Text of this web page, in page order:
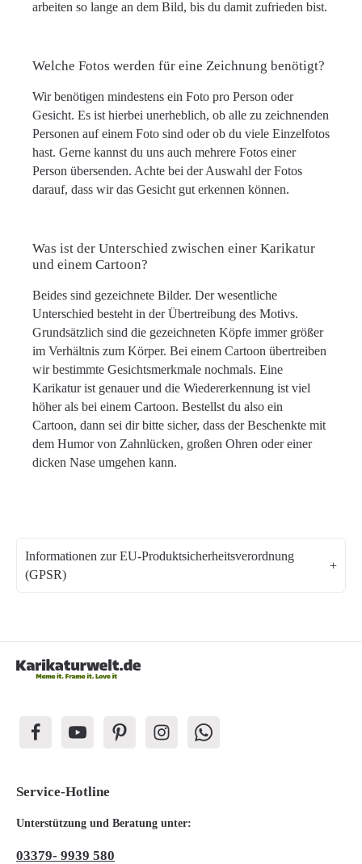
arbeiten so lange an dem Bild, bis du damit zufrieden bist.
Welche Fotos werden für eine Zeichnung benötigt?
Wir benötigen mindestens ein Foto pro Person oder
Gesicht. Es ist hierbei unerheblich, ob alle zu zeichnenden
Personen auf einem Foto sind oder ob du viele Einzelfotos
hast. Gerne kannst du uns auch mehrere Fotos einer
Person übersenden. Achte bei der Auswahl der Fotos
darauf, dass wir das Gesicht gut erkennen können.
Was ist der Unterschied zwischen einer Karikatur
und einem Cartoon?
Beides sind gezeichnete Bilder. Der wesentliche
Unterschied besteht in der Übertreibung des Motivs.
Grundsätzlich sind die gezeichneten Köpfe immer größer
im Verhältnis zum Körper. Bei einem Cartoon übertreiben
wir bestimmte Gesichtsmerkmale nochmals. Eine
Karikatur ist genauer und die Wiedererkennung ist viel
höher als bei einem Cartoon. Bestellst du also ein
Cartoon, dann sei dir bitte sicher, dass der Beschenkte mit
dem Humor von Zahnlücken, großen Ohren oder einer
dicken Nase umgehen kann.
Informationen zur EU-Produktsicherheitsverordnung
(GPSR)
Service-Hotline
Unterstützung und Beratung unter:
03379- 9939 580